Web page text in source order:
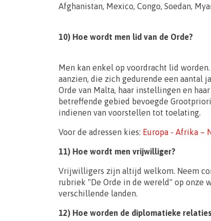
Afghanistan, Mexico, Congo, Soedan,
10) Hoe wordt men lid van de Orde?
Men kan enkel op voordracht lid
aanzien, die zich gedurende een aantal
Orde van Malta, haar instellingen en
betreffende gebied bevoegde
indienen van voorstellen tot toelating.
Voor de adressen kies: Europa - Afrika –
11) Hoe wordt men vrijwilliger?
Vrijwilligers zijn altijd welkom. Neem
rubriek "De Orde in de wereld" op onze
verschillende landen.
12) Hoe worden de diplomatieke